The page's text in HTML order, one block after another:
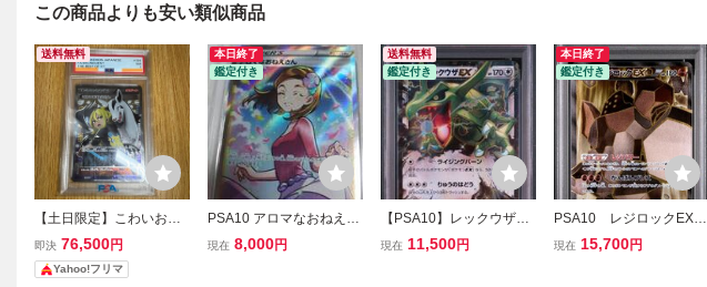
この商品よりも安い類似商品
送料無料
【土日限定】こわいおね
えさん SR ポケモンカ
ード XY THE BEST O
F XY 184/171 特価
即決 76,500円
Yahoo!フリマ
本日終了
鑑定付き
PSA10 アロマなおねえさ
ん
現在 8,000円
送料無料
鑑定付き
【PSA10】レックウザex
XY 104/171 ハイクラスパ
現在 11,500円
本日終了
鑑定付き
PSA10 レジロックEX S
R アンリミ THE BEST
現在 15,700円